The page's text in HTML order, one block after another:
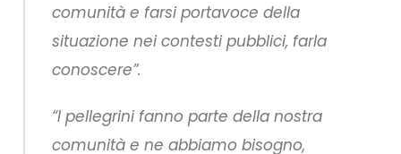
comunità e farsi portavoce della
situazione nei contesti pubblici, farla
conoscere”.
“I pellegrini fanno parte della nostra
comunità e ne abbiamo bisogno,